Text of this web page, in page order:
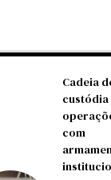
Cadeia
custódia
com